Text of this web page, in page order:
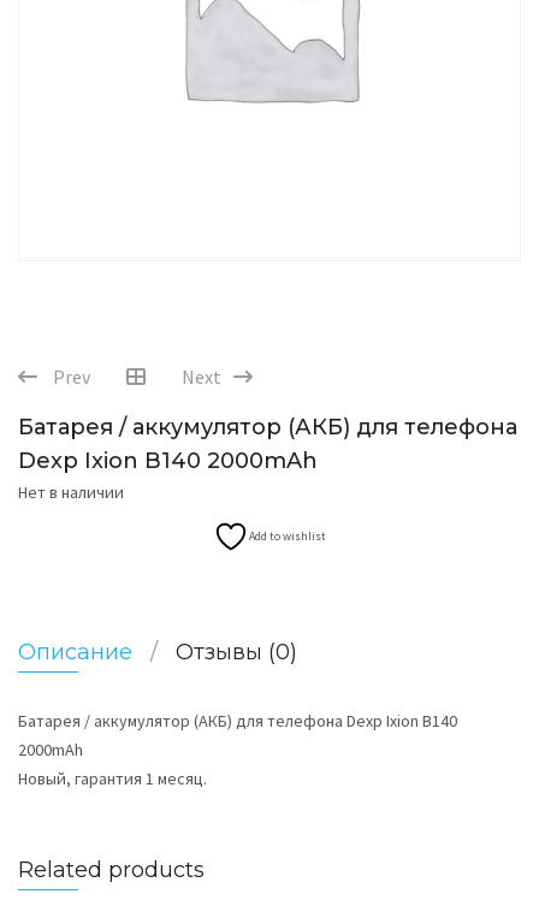
Prev Next
Батарея / аккумулятор (АКБ) для телефона
Dexp Ixion B140 2000mAh
Нет в наличии
Add to wishlist
Описание Отзывы (0)
Батарея / аккумулятор (АКБ) для телефона Dexp Ixion B140
2000mAh
Новый, гарантия 1 месяц.
Related products